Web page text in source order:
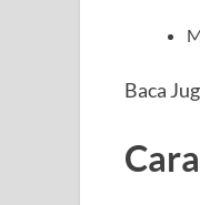
Baca